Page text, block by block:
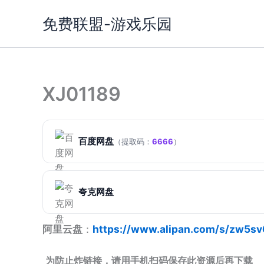
免费联盟-游戏乐园
XJ01189
百度网盘 （提取码： 6666）
夸克网盘
阿里云盘 ： https://www.alipan.com/s/
为防止炸链接，请用手机扫码保存此资源后再下载